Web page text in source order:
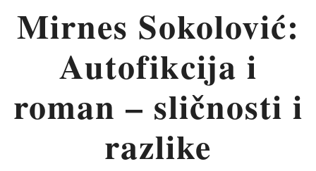
Mirnes Sokolović:
Autofikcija i
roman – sličnosti i
razlike